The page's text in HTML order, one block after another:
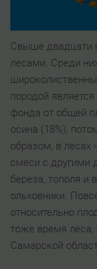
Свыше двадцати
лесами. Среди
породой
фонда от общей
осина (18%),
образом, в лесах
смеси с другими
береза, тополя и
ольховники.
относительно
тоже время леса,
Самарской